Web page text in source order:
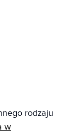
rodzaju
w